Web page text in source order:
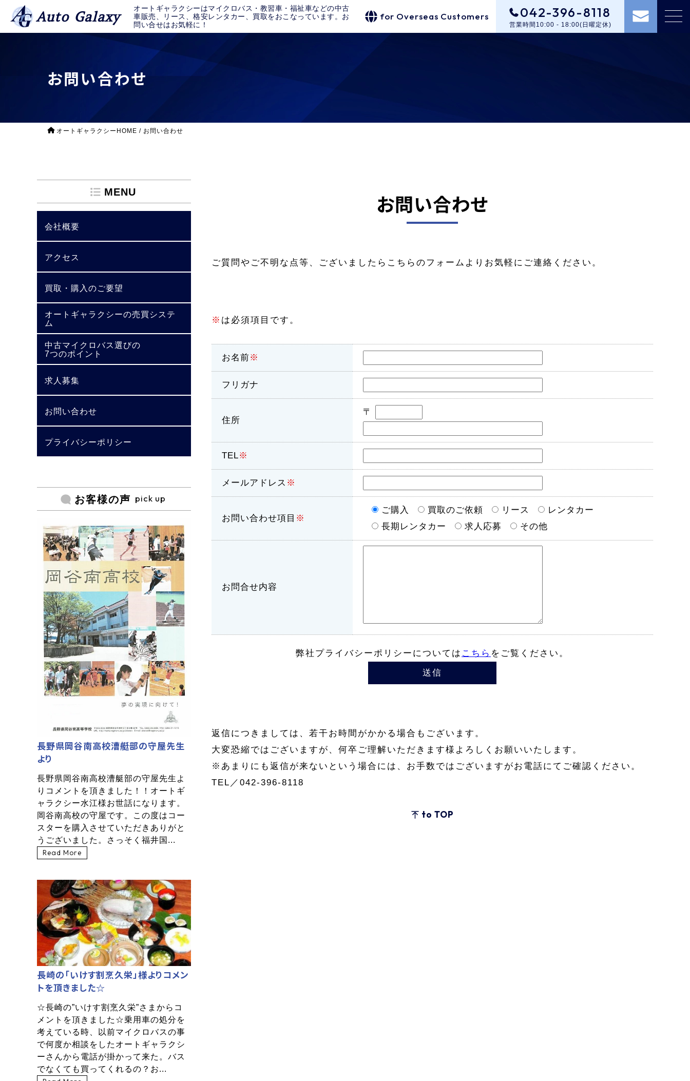
Auto Galaxy
オートギャラクシーはマイクロバス・教習車・福祉車などの中古
車販売、リース、格安レンタカー、買取をおこなっています。お
問い合せはお気軽に！
for Overseas Customers 042-396-8118
営業時間10:00 - 18:00(日曜定休)
お問い合わせ
オートギャラクシーHOME / お問い合わせ
お問い合わせ
ご質問やご不明な点等、ございましたらこちらのフォームよりお気軽にご連絡ください。
※ は必須項目です。
お名前※
フリガナ
住所
〒
TEL※
メールアドレス ※
お問い合わせ項目 ※
ご購入 買取のご依頼 リース
レンタカー
長期レンタカー
求人応募 その他
お問合せ内容
弊社プライバシーポリシーについては こちら をご覧ください。
返信につきましては、若干お時間がかかる場合もございます。
大変恐縮ではございますが、何卒ご理解いただきます様よろしくお願いいたします。
※あまりにも返信が来ないという場合には、お手数ではございますがお電話にてご確認ください。
TEL／042-396-8118
to TOP
MENU
会社概要
アクセス
買取・購入のご要望
オートギャラクシーの売買システ
ム
中古マイクロバス選びの
7つのポイント
求人募集
お問い合わせ
プライバシーポリシー
お客様の声 pick up
長野県岡谷南高校漕艇部の守屋先生
より
長野県岡谷南高校漕艇部の守屋先生よ
りコメントを頂きました！！オートギ
ャラクシー水江様お世話になります。
岡谷南高校の守屋です。この度はコー
スターを購入させていただきありがと
うございました。さっそく福井国...
Read More
長崎の「いけす割烹久栄」様よりコメン
トを頂きました☆
☆長崎の”いけす割烹久栄”さまからコ
メントを頂きました☆乗用車の処分を
考えている時、以前マイクロバスの事
で何度か相談をしたオートギャラクシ
ーさんから電話が掛かって来た。バス
でなくても買ってくれるの？お...